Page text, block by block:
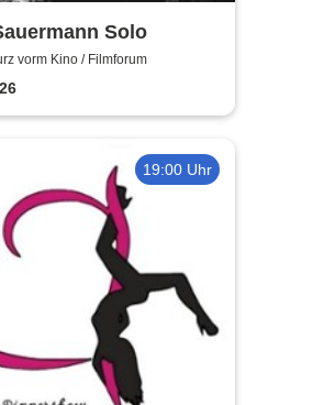
Solo
vorm Kino / Filmforum
19:00 Uhr